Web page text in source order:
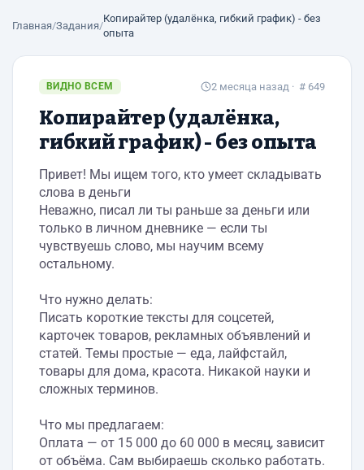
Главная/Задания/
Копирайтер (удалёнка, гибкий график) - без
опыта
ВИДНО ВСЕМ 2 месяца назад · # 649
Копирайтер (удалёнка,
гибкий график) - без опыта
Привет! Мы ищем того, кто умеет складывать
слова в деньги
Неважно, писал ли ты раньше за деньги или
только в личном дневнике — если ты
чувствуешь слово, мы научим всему
остальному.
Что нужно делать:
Писать короткие тексты для соцсетей,
карточек товаров, рекламных объявлений и
статей. Темы простые — еда, лайфстайл,
товары для дома, красота. Никакой науки и
сложных терминов.
Что мы предлагаем:
Оплата — от 15 000 до 60 000 в месяц, зависит
от объёма. Сам выбираешь сколько работать.